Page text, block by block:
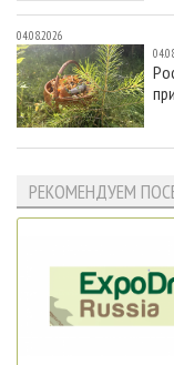
04.08.2026
РЕКОМЕНДУЕМ